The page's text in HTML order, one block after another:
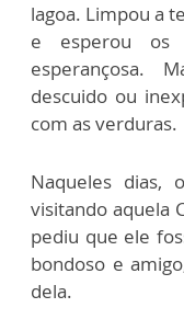
lagoa. Limpou a
e esperou os
esperançosa.
descuido ou
com as verduras.
Naqueles dias,
visitando aquela
pediu que ele
bondoso e
dela.